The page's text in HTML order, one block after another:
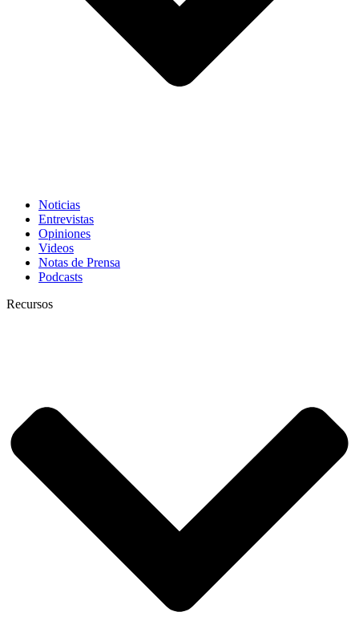
Noticias
Entrevistas
Opiniones
Videos
Notas de Prensa
Podcasts
Recursos